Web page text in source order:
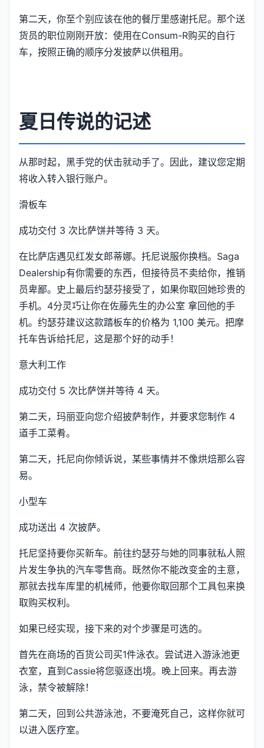
第二天，你至个别应该在他的餐厅里感谢托尼。那个送
货员的职位刚刚开放：使用在Consum-R购买的自行
车，按照正确的顺序分发披萨以供租用。
夏日传说的记述
从那时起，黑手党的伏击就动手了。因此，建议您定期
将收入转入银行账户。
滑板车
成功交付 3 次比萨饼并等待 3 天。
在比萨店遇见红发女郎蒂娜。托尼说服你换档。Saga
Dealership有你需要的东西，但接待员不卖给你，推销
员卑鄙。史上最后约瑟芬接受了，如果你取回她珍贵的
手机。4分灵巧让你在佐藤先生的办公室 拿回他的手
机。约瑟芬建议这款踏板车的价格为 1,100 美元。把摩
托车告诉给托尼，这是那个好的动手！
意大利工作
成功交付 5 次比萨饼并等待 4 天。
第二天，玛丽亚向您介绍披萨制作，并要求您制作 4
道手工菜肴。
第二天，托尼向你倾诉说，某些事情并不像烘焙那么容
易。
小型车
成功送出 4 次披萨。
托尼坚持要你买新车。前往约瑟芬与她的同事就私人照
片发生争执的汽车零售商。既然你不能改变金的主意，
那就去找车库里的机械师，他要你取回那个工具包来换
取购买权利。
如果已经实现，接下来的对个步骤是可选的。
首先在商场的百货公司买1件泳衣。尝试进入游泳池更
衣室，直到Cassie将您驱逐出境。晚上回来。再去游
泳，禁令被解除！
第二天，回到公共游泳池，不要淹死自己，这样你就可
以进入医疗室。